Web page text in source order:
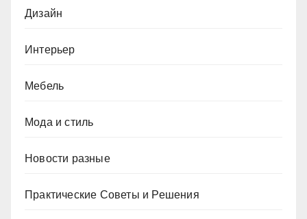
Дизайн
Интерьер
Мебель
Мода и стиль
Новости разные
Практические Советы и Решения